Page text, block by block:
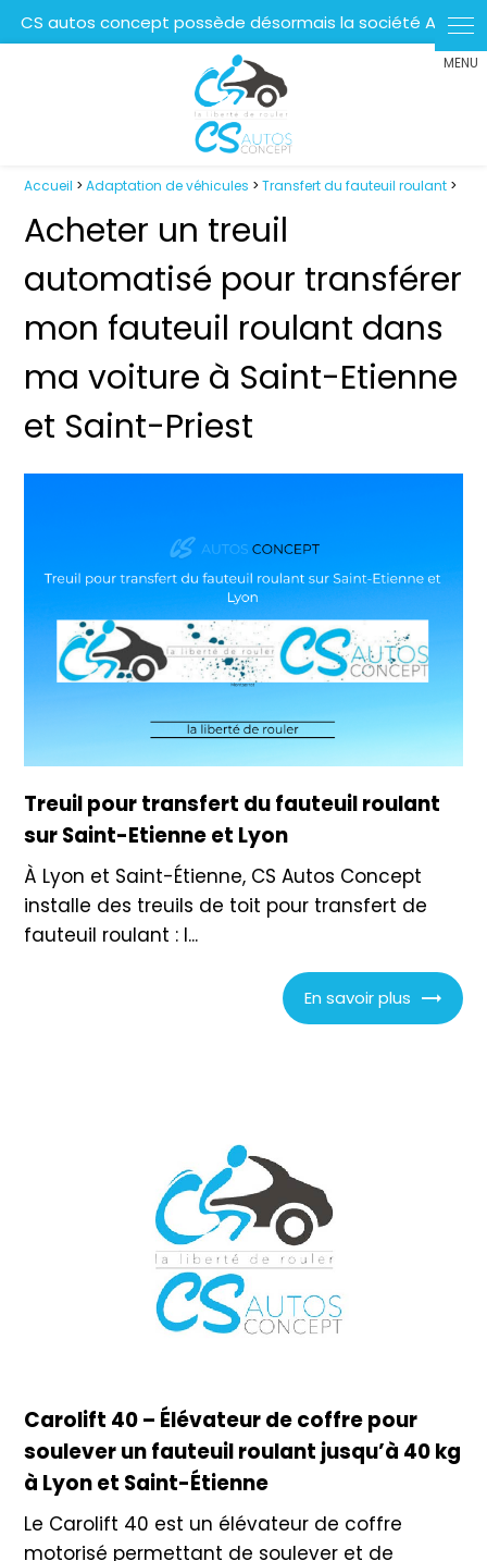
Accueil >Adaptation de véhicules >Transfert du fauteuil roulant >
Acheter un treuil
automatisé pour transférer
mon fauteuil roulant dans
ma voiture à Saint-Etienne
et Saint-Priest
Treuil pour transfert du fauteuil roulant
sur Saint-Etienne et Lyon
À Lyon et Saint-Étienne, CS Autos Concept
installe des treuils de toit pour transfert de
fauteuil roulant : l...
En savoir plus
Carolift 40 – Élévateur de coffre pour
soulever un fauteuil roulant jusqu’à 40 kg
à Lyon et Saint-Étienne
Le Carolift 40 est un élévateur de coffre
motorisé permettant de soulever et de
Panneau de gestion des cookies